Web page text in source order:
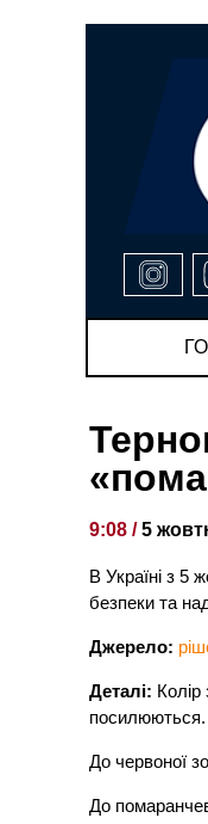
9:08 /5
В Україні з 5
безпеки та
Джерело:
Деталі:
посилюються.
До червоної
До